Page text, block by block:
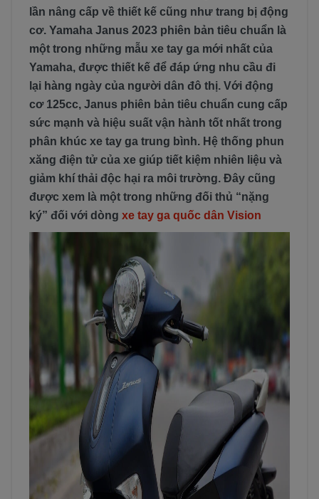
lần nâng cấp về thiết kế cũng như trang bị động
cơ. Yamaha Janus 2023 phiên bản tiêu chuẩn là
một trong những mẫu xe tay ga mới nhất của
Yamaha, được thiết kế để đáp ứng nhu cầu đi
lại hàng ngày của người dân đô thị. Với động
cơ 125cc, Janus phiên bản tiêu chuẩn cung cấp
sức mạnh và hiệu suất vận hành tốt nhất trong
phân khúc xe tay ga trung bình. Hệ thống phun
xăng điện tử của xe giúp tiết kiệm nhiên liệu và
giảm khí thải độc hại ra môi trường. Đây cũng
được xem là một trong những đối thủ “nặng
ký” đối với dòng xe tay ga quốc dân Vision